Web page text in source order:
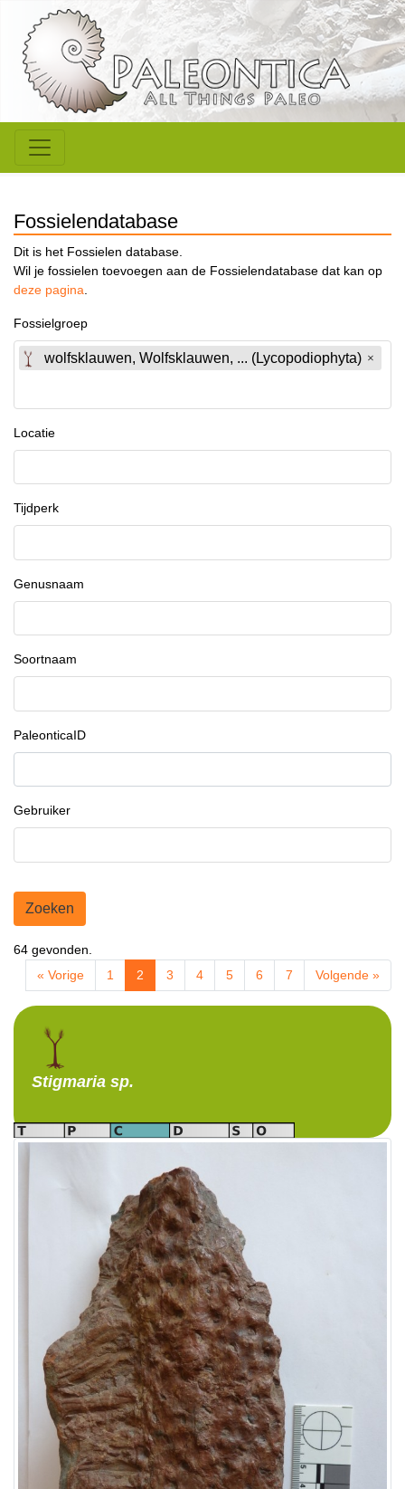
Fossielendatabase
Dit is het Fossielen database.
Wil je fossielen toevoegen aan de Fossielendatabase dat kan op
deze pagina.
Fossielgroep
wolfsklauwen, Wolfsklauwen, ... (Lycopodiophyta)
Locatie
Tijdperk
Genusnaam
Soortnaam
PaleonticaID
Gebruiker
Zoeken
64 gevonden.
« Vorige
1 2 3 4 5 6 7 Volgende »
Stigmaria sp.